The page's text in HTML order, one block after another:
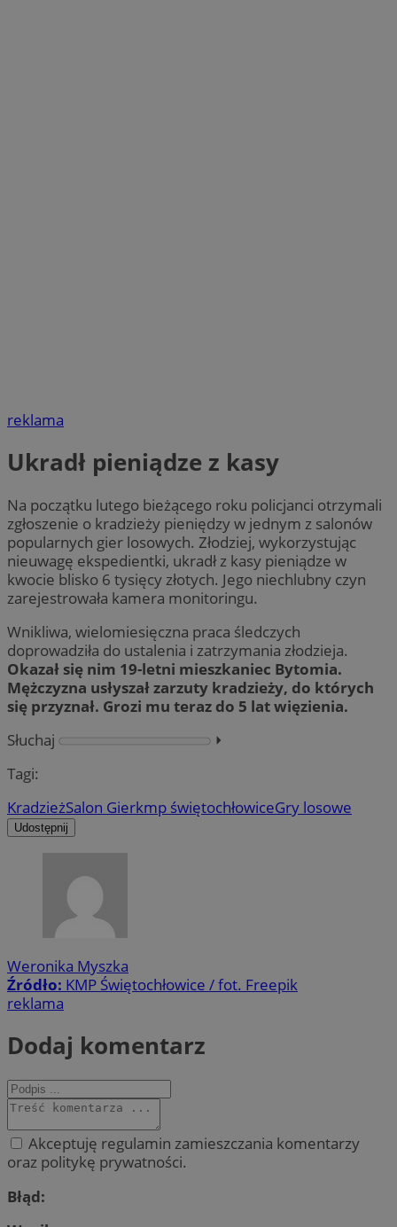
reklama
Ukradł pieniądze z kasy
Na początku lutego bieżącego roku policjanci otrzymali
zgłoszenie o kradzieży pieniędzy w jednym z salonów
popularnych gier losowych. Złodziej, wykorzystując
nieuwagę ekspedientki, ukradł z kasy pieniądze w
kwocie blisko 6 tysięcy złotych. Jego niechlubny czyn
zarejestrowała kamera monitoringu.
Wnikliwa, wielomiesięczna praca śledczych
doprowadziła do ustalenia i zatrzymania złodzieja.
Okazał się nim 19-letni mieszkaniec Bytomia.
Mężczyzna usłyszał zarzuty kradzieży, do których
się przyznał. Grozi mu teraz do 5 lat więzienia.
Słuchaj
⏵︎
Tagi:
KradzieżSalon Gierkmp świętochłowiceGry losowe
Udostępnij
Weronika Myszka
Źródło: KMP Świętochłowice / fot. Freepik
reklama
Dodaj komentarz
Akceptuję regulamin zamieszczania komentarzy
oraz politykę prywatności.
Błąd: